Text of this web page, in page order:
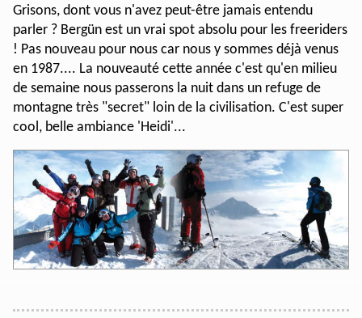
Grisons, dont vous n'avez peut-être jamais entendu
parler ? Bergün est un vrai spot absolu pour les freeriders
! Pas nouveau pour nous car nous y sommes déjà venus
en 1987.... La nouveauté cette année c'est qu'en milieu
de semaine nous passerons la nuit dans un refuge de
montagne très "secret" loin de la civilisation. C'est super
cool, belle ambiance 'Heidi'...